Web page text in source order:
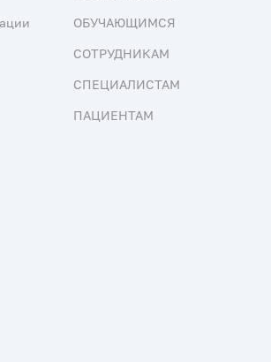
ОБУЧАЮЩИМСЯ
СОТРУДНИКАМ
СПЕЦИАЛИСТАМ
ПАЦИЕНТАМ